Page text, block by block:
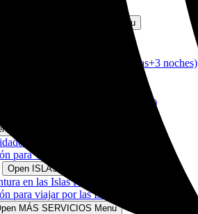
Open OTROS DESTINOS Menu
en Lituania & Vilna (4 días+3 noches)
en Letonia (4 días+3 noches)
para viajar por Letonia
ESTONÍA Menu
en Estonia (4 días+3 noches)
para viajar por Estonia
Open ISLAS FEROE Menu
en las Islas Feroe (7 días+7 noches)
para viajar por las Islas Feroe
MÁS SERVICIOS Menu